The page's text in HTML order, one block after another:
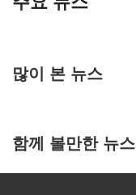
많이 본 뉴스
함께 볼만한 뉴스